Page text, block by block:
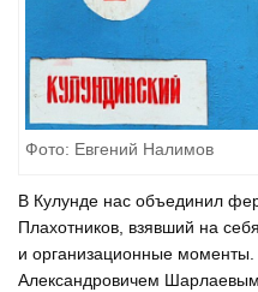
Фото: Евгений Налимов
В Кулунде нас объединил
Плахотников, взявший на
и организационные
Александровичем